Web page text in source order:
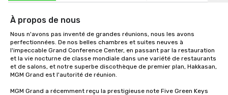
À propos de nous
Nous n'avons pas inventé de grandes réunions, nous les avons
perfectionnées. De nos belles chambres et suites neuves à
l'impeccable Grand Conference Center, en passant par la restauration
et la vie nocturne de classe mondiale dans une variété de restaurants
et de salons, et notre superbe discothèque de premier plan, Hakkasan,
MGM Grand est l'autorité de réunion.
MGM Grand a récemment reçu la prestigieuse note Five Green Keys